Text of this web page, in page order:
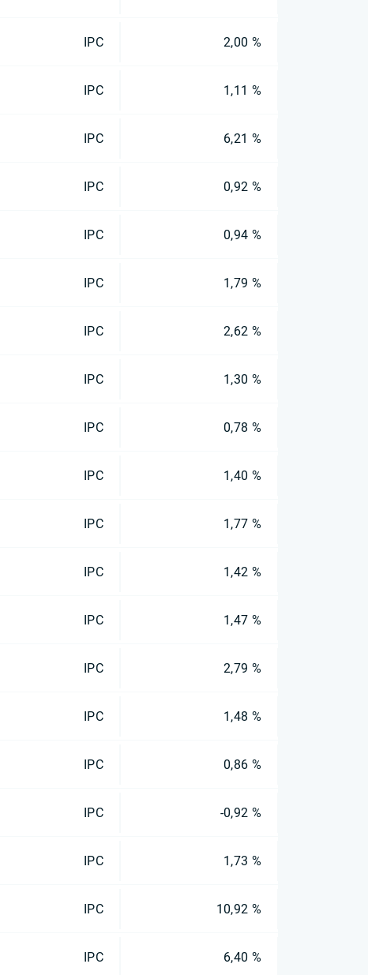
IPC 2,00 %
IPC 1,11 %
IPC 6,21 %
IPC 0,92 %
IPC 0,94 %
IPC 1,79 %
IPC 2,62 %
IPC 1,30 %
IPC 0,78 %
IPC 1,40 %
IPC 1,77 %
IPC 1,42 %
IPC 1,47 %
IPC 2,79 %
IPC 1,48 %
IPC 0,86 %
IPC -0,92 %
IPC 1,73 %
IPC 10,92 %
IPC 6,40 %